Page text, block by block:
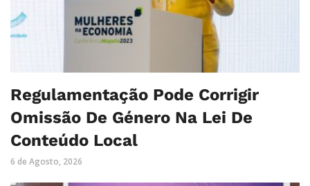
Regulamentação Pode Corrigir
Omissão De Género Na Lei De
Conteúdo Local
6 de Agosto, 2026